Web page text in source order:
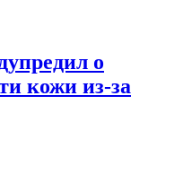
о
кожи из-за